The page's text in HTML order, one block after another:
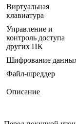
Виртуальная
клавиатура
Управление и
контроль доступа
других ПК
Шифрование
Файл-шреддер
Описание